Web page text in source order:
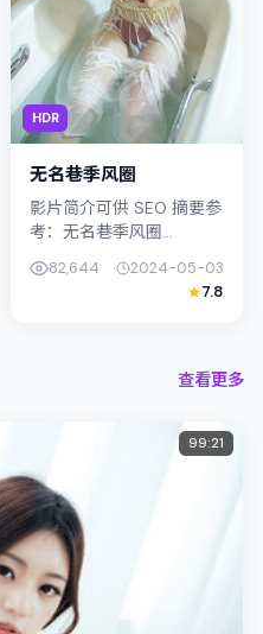
HDR
无名巷季风圈
影片简介可供 SEO 摘要参
考：无名巷季风圈
主演桥本爱；影片定位奇
幻，叙事锚定韩国（首
82,644
2024-05-03
7.8
查看更多
99:21